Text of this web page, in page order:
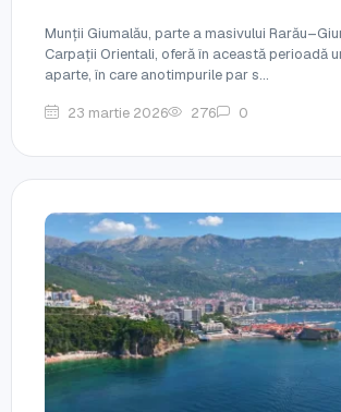
Munții Giumalău, parte a masivului
Carpații Orientali, oferă în această perioadă
aparte, în care anotimpurile par s...
23 martie 2026 276 0